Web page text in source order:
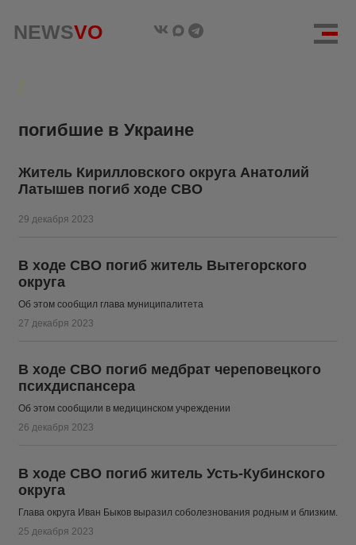
NEWSVO
NEWSVO
погибшие в Украине
Житель Кирилловского округа Анатолий
Латышев погиб ходе СВО
29 декабря 2023
В ходе СВО погиб житель Вытегорского
округа
Об этом сообщил глава муниципалитета
27 декабря 2023
В ходе СВО погиб медбрат череповецкого
психдиспансера
Об этом сообщили в медицинском учреждении
26 декабря 2023
В ходе СВО погиб житель Усть-Кубинского
округа
Глава округа Иван Быков выразил соболезнования родным и близким.
25 декабря 2023